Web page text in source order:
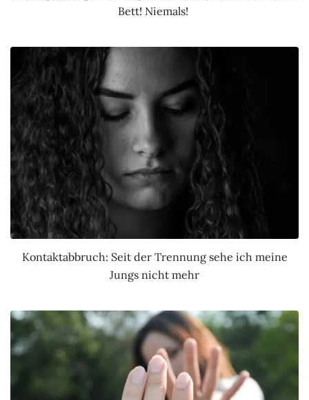
Bett! Niemals!
Kontaktabbruch: Seit der Trennung sehe ich meine
Jungs nicht mehr